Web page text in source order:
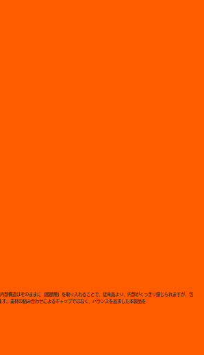
構造はそのままに【膣断層】を取り入れることで、従来品より、内部がくっきり感じられますが、包
。素材の組み合わせによるギャップではなく、バランスを追求した本製品を